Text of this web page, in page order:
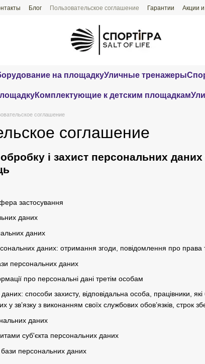
Блог Пользовательское соглашение Гарантии
Акции
на площадкуУличные тренажеры
Комплектующие к детским площадкам
соглашение
соглашение
і захист персональних
застосування
даних
даних
даних: отримання згоди, повідомлення про права
персональних даних
про персональні дані третім особам
способи захисту, відповідальна особа, працівники,
у зв’язку з виконанням своїх службових обов’язків, строк
даних
суб'єкта персональних даних
персональних даних